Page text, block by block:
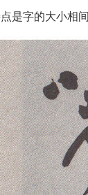
是字的大小